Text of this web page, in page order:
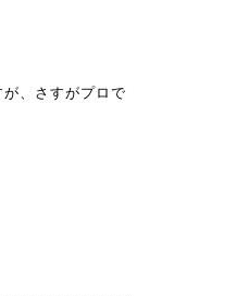
、さすがプロで